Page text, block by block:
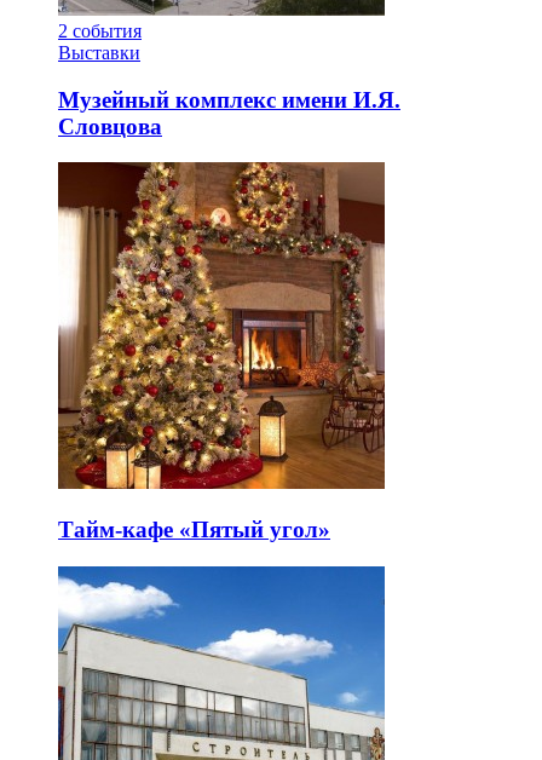
2 события
Выставки
Музейный комплекс имени И.Я.
Словцова
Тайм-кафе «Пятый угол»